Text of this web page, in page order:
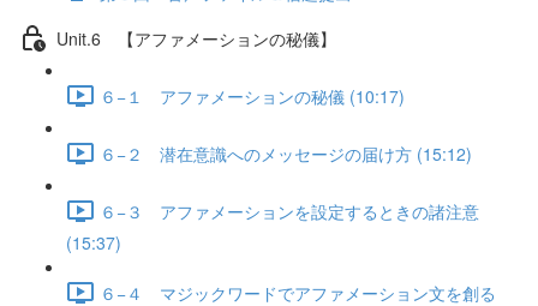
Unit.6 【アファメーションの秘儀】
６−１ アファメーションの秘儀 (10:17)
６−２ 潜在意識へのメッセージの届け方 (15:12)
６−３ アファメーションを設定するときの諸注意
(15:37)
６−４ マジックワードでアファメーション文を創る